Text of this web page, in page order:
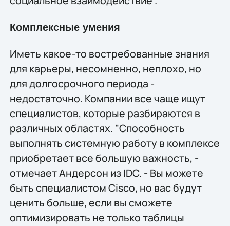
Комплексные умения
Иметь какое-то востребованные знания
для карьеры, несомненно, неплохо, но
для долгосрочного периода -
недостаточно. Компании все чаще ищут
специалистов, которые разбираются в
различных областях. "Способность
выполнять системную работу в комплексе
приобретает все большую важность, -
отмечает Андерсон из IDC. - Вы можете
быть специалистом Cisco, но вас будут
ценить больше, если вы сможете
оптимизировать не только таблицы